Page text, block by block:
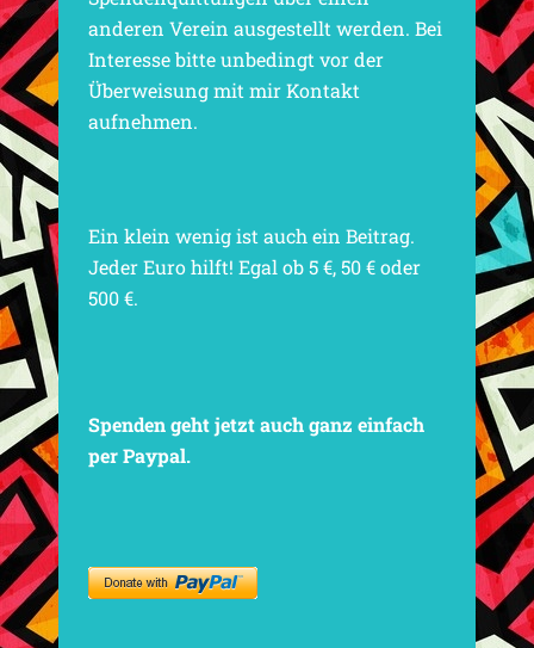
anderen Verein ausgestellt werden. Bei
Interesse bitte unbedingt vor der
Überweisung mit mir Kontakt
aufnehmen.
Ein klein wenig ist auch ein Beitrag.
Jeder Euro hilft! Egal ob 5 €, 50 € oder
500 €.
Spenden geht jetzt auch ganz einfach
per Paypal.